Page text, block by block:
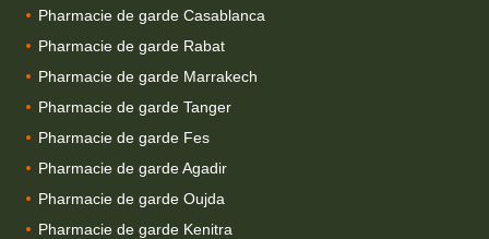
Pharmacie de garde Casablanca
Pharmacie de garde Rabat
Pharmacie de garde Marrakech
Pharmacie de garde Tanger
Pharmacie de garde Fes
Pharmacie de garde Agadir
Pharmacie de garde Oujda
Pharmacie de garde Kenitra